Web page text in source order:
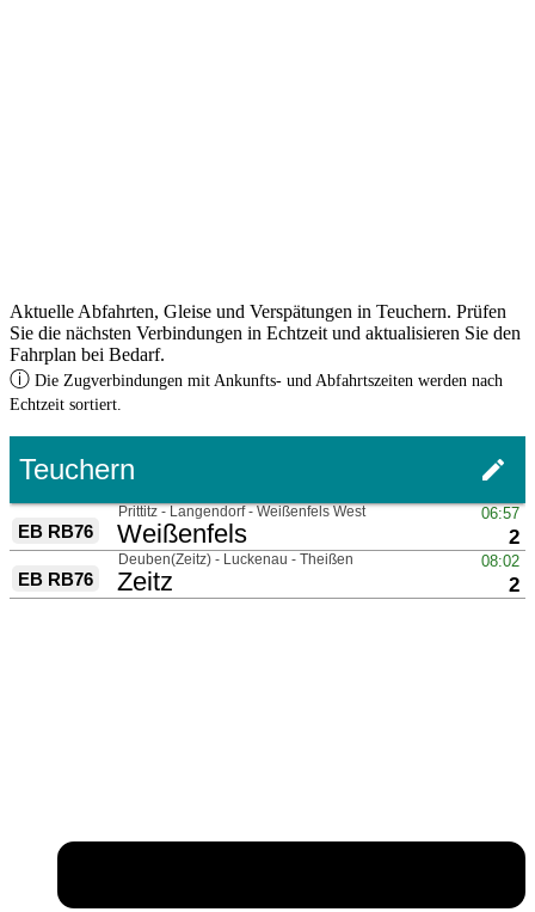
Aktuelle Abfahrten, Gleise und Verspätungen in Teuchern. Prüfen
Sie die nächsten Verbindungen in Echtzeit und aktualisieren Sie den
Fahrplan bei Bedarf.
ⓘ Die Zugverbindungen mit Ankunfts- und Abfahrtszeiten werden nach
Echtzeit sortiert.